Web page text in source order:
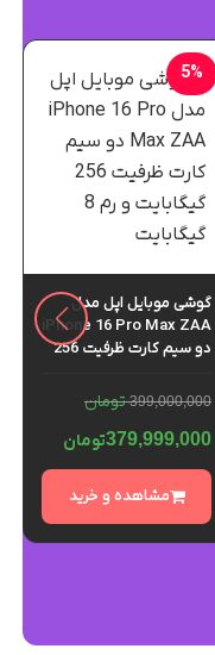
5%
گوشی موبایل اپل مدل
iPhone 16 Pro Max ZAA
دو سیم کارت ظرفیت 256
399,000,000 تومان
379,999,000تومان
مشاهده و خرید